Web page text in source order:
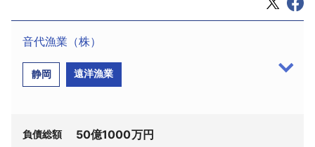
よくあるご質問
音代漁業（株）
静岡 遠洋漁業
負債総額 50億1000万円